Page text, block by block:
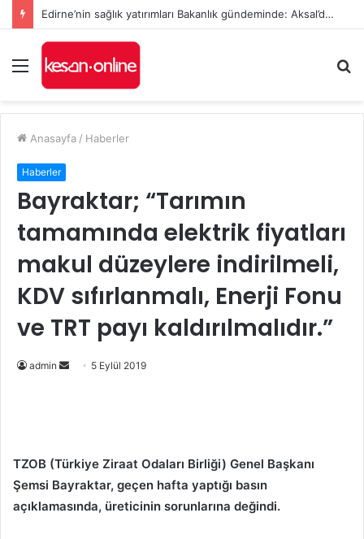
Edirne’nin sağlık yatırımları Bakanlık gündeminde: Aksal’dan Keşan için iki önemli talep
Menü
...
Anasayfa / Haberler
Haberler
Bayraktar; “Tarımın
tamamında elektrik fiyatları
makul düzeylere indirilmeli,
KDV sıfırlanmalı, Enerji Fonu
ve TRT payı kaldırılmalıdır.”
admin
Bir
5 Eylül 2019
TZOB (Türkiye Ziraat Odaları Birliği) Genel Başkanı
Şemsi Bayraktar, geçen hafta yaptığı basın
açıklamasında, üreticinin sorunlarına değindi.